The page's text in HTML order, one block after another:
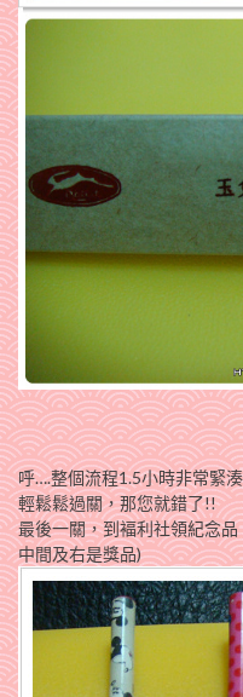
呼….整個流程1.5小時非常緊
輕鬆鬆過關，那您就錯了!!
最後一關，到褔利社領紀念
中間及右是獎品)